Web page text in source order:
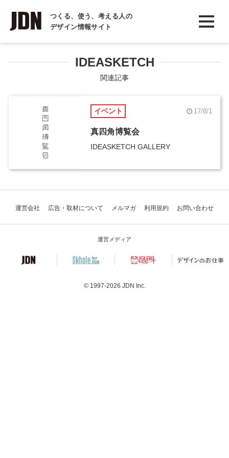
つくる、使う、考える人の
デザイン情報サイト
INTERVIEW
インタビュー
REPORT
コラム
IDEASKETCH
関連記事
イベント 17/8/1
真四角博覧会
IDEASKETCH GALLERY
運営会社 広告・取材について メルマガ 利用規約 お問い合わせ
運営メディア
© 1997-2026 JDN Inc.